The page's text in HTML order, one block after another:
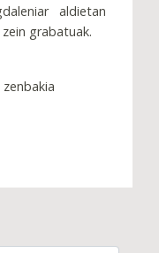
aldietan
grabatuak.